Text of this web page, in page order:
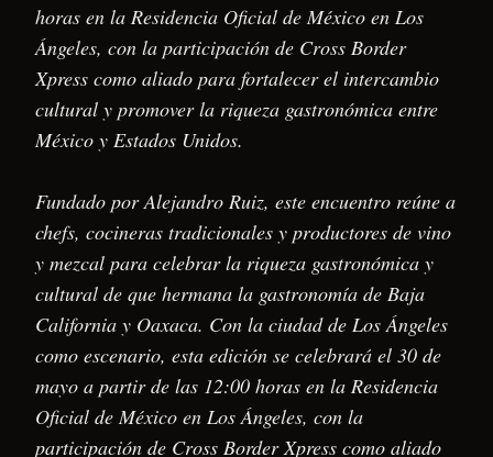
horas en la Residencia Oficial de México en Los
Ángeles, con la participación de Cross Border
Xpress como aliado para fortalecer el intercambio
cultural y promover la riqueza gastronómica entre
México y Estados Unidos.
Fundado por Alejandro Ruiz, este encuentro reúne a
chefs, cocineras tradicionales y productores de vino
y mezcal para celebrar la riqueza gastronómica y
cultural de que hermana la gastronomía de Baja
California y Oaxaca. Con la ciudad de Los Ángeles
como escenario, esta edición se celebrará el 30 de
mayo a partir de las 12:00 horas en la Residencia
Oficial de México en Los Ángeles, con la
participación de Cross Border Xpress como aliado